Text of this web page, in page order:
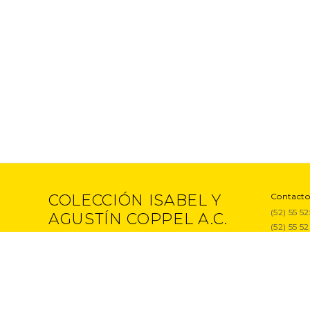
COLECCIÓN ISABEL Y
AGUSTÍN COPPEL A.C.
Contacto
(52) 55
(52) 55